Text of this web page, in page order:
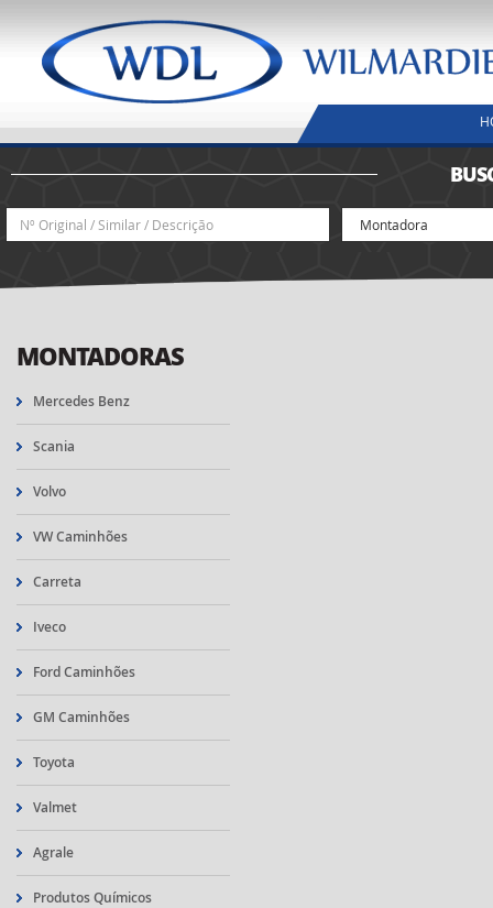
MONTADORAS
Mercedes Benz
Scania
Volvo
VW Caminhões
Carreta
Iveco
Ford Caminhões
GM Caminhões
Toyota
Valmet
Agrale
Produtos Químicos